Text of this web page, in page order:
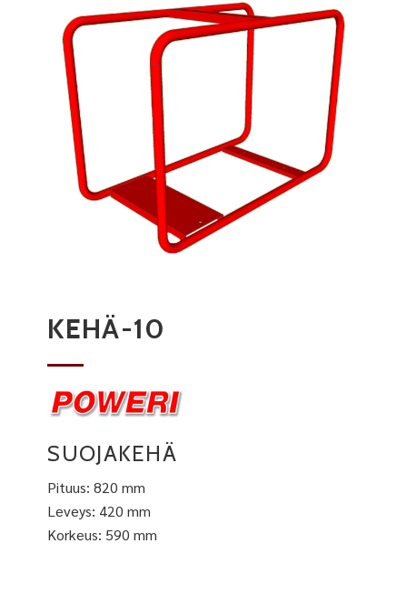
KEHÄ-10
SUOJAKEHÄ
Pituus: 820 mm
Leveys: 420 mm
Korkeus: 590 mm